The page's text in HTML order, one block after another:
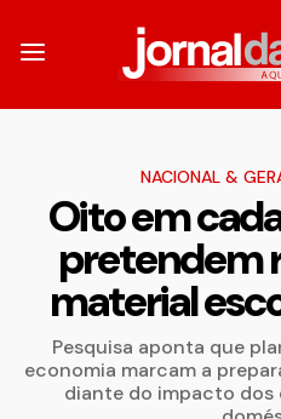
NACIONAL &
Oito em
pretendem
material
Pesquisa aponta que
economia marcam a
diante do impacto